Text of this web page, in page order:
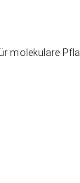
molekulare